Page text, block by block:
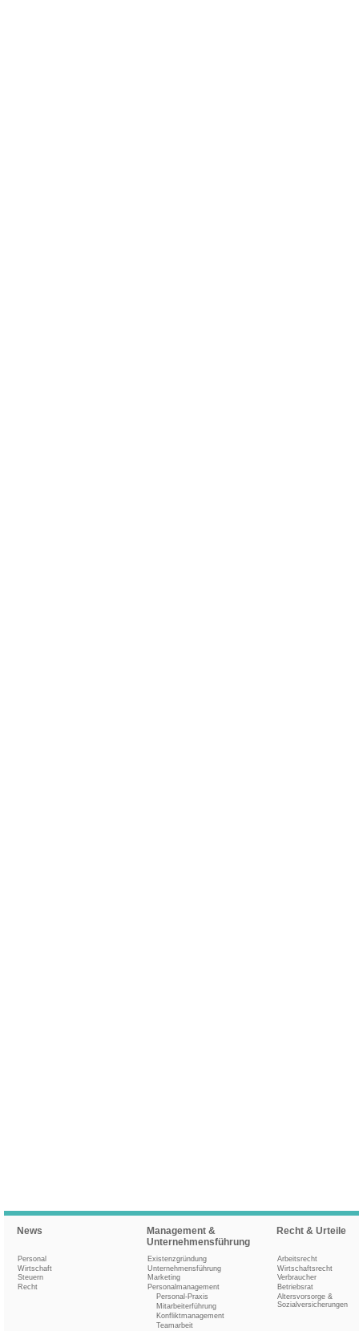
News
Personal
Wirtschaft
Steuern
Recht
Management &
Unternehmensführung
Existenzgründung
Unternehmensführung
Marketing
Personalmanagement
Personal-Praxis
Mitarbeiterführung
Konfliktmanagement
Teamarbeit
Recht & Urteile
Arbeitsrecht
Wirtschaftsrecht
Verbraucher
Betriebsrat
Altersvorsorge &
Sozialversicherungen